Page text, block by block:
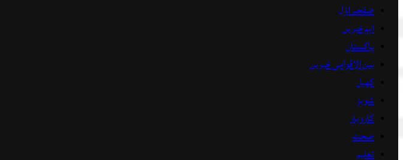
صفحہ اوّل
اہم خبریں
پاکستان
بین الاقوامی خبریں
کھیل
شوبز
کاروبار
صحت
تعلیم